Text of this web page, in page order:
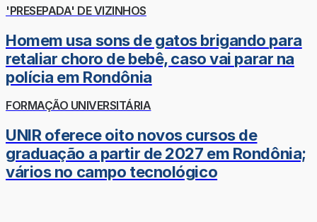
'PRESEPADA' DE VIZINHOS
Homem usa sons de gatos brigando para
retaliar choro de bebê, caso vai parar na
polícia em Rondônia
FORMAÇÃO UNIVERSITÁRIA
UNIR oferece oito novos cursos de
graduação a partir de 2027 em Rondônia;
vários no campo tecnológico